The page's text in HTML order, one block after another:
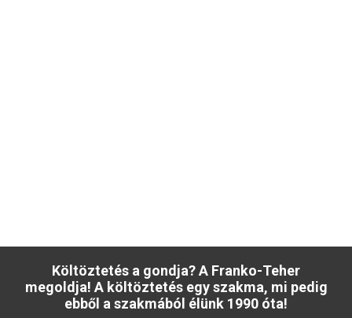
Költöztetés a gondja? A Franko-Teher
megoldja! A költöztetés egy szakma, mi pedig
ebből a szakmából élünk 1990 óta!